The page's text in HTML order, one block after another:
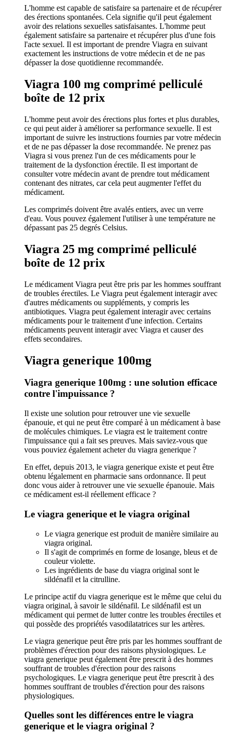
L'homme est capable de satisfaire sa partenaire et de récupérer
des érections spontanées. Cela signifie qu'il peut également
avoir des relations sexuelles satisfaisantes. L'homme peut
également satisfaire sa partenaire et récupérer plus d'une fois
l'acte sexuel. Il est important de prendre Viagra en suivant
exactement les instructions de votre médecin et de ne pas
dépasser la dose quotidienne recommandée.
Viagra 100 mg comprimé pelliculé
boîte de 12 prix
L'homme peut avoir des érections plus fortes et plus durables,
ce qui peut aider à améliorer sa performance sexuelle. Il est
important de suivre les instructions fournies par votre médecin
et de ne pas dépasser la dose recommandée. Ne prenez pas
Viagra si vous prenez l'un de ces médicaments pour le
traitement de la dysfonction érectile. Il est important de
consulter votre médecin avant de prendre tout médicament
contenant des nitrates, car cela peut augmenter l'effet du
médicament.
Les comprimés doivent être avalés entiers, avec un verre
d'eau. Vous pouvez également l'utiliser à une température ne
dépassant pas 25 degrés Celsius.
Viagra 25 mg comprimé pelliculé
boîte de 12 prix
Le médicament Viagra peut être pris par les hommes souffrant
de troubles érectiles. Le Viagra peut également interagir avec
d'autres médicaments ou suppléments, y compris les
antibiotiques. Viagra peut également interagir avec certains
médicaments pour le traitement d'une infection. Certains
médicaments peuvent interagir avec Viagra et causer des
effets secondaires.
Viagra generique 100mg
Viagra generique 100mg : une solution efficace
contre l'impuissance ?
Il existe une solution pour retrouver une vie sexuelle
épanouie, et qui ne peut être comparé à un médicament à base
de molécules chimiques. Le viagra est le traitement contre
l'impuissance qui a fait ses preuves. Mais saviez-vous que
vous pouviez également acheter du viagra generique ?
En effet, depuis 2013, le viagra generique existe et peut être
obtenu légalement en pharmacie sans ordonnance. Il peut
donc vous aider à retrouver une vie sexuelle épanouie. Mais
ce médicament est-il réellement efficace ?
Le viagra generique et le viagra original
Le viagra generique est produit de manière similaire au
viagra original.
Il s'agit de comprimés en forme de losange, bleus et de
couleur violette.
Les ingrédients de base du viagra original sont le
sildénafil et la citrulline.
Le principe actif du viagra generique est le même que celui du
viagra original, à savoir le sildénafil. Le sildénafil est un
médicament qui permet de lutter contre les troubles érectiles et
qui possède des propriétés vasodilatatrices sur les artères.
Le viagra generique peut être pris par les hommes souffrant de
problèmes d'érection pour des raisons physiologiques. Le
viagra generique peut également être prescrit à des hommes
souffrant de troubles d'érection pour des raisons
psychologiques. Le viagra generique peut être prescrit à des
hommes souffrant de troubles d'érection pour des raisons
physiologiques.
Quelles sont les différences entre le viagra
generique et le viagra original ?